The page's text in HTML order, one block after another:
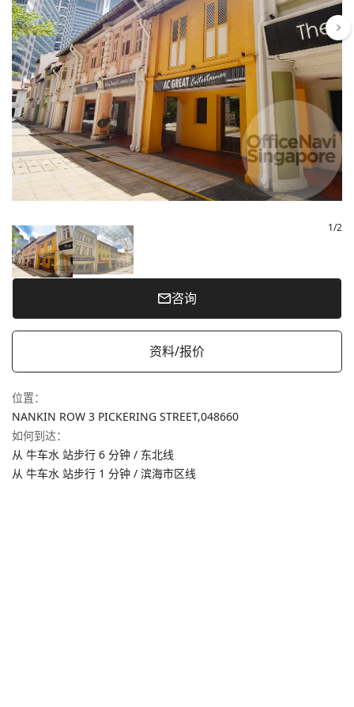
1/2
咨询
资料/报价
位置：
NANKIN ROW 3 PICKERING STREET,048660
如何到达：
从 牛车水 站步行 6 分钟 / 东北线
从 牛车水 站步行 1 分钟 / 滨海市区线